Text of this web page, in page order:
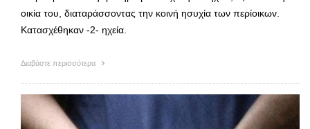
οικία του, διαταράσσοντας την κοινή ησυχία των περίοικων.
Κατασχέθηκαν -2- ηχεία.
Διαβάστε περισσότερα